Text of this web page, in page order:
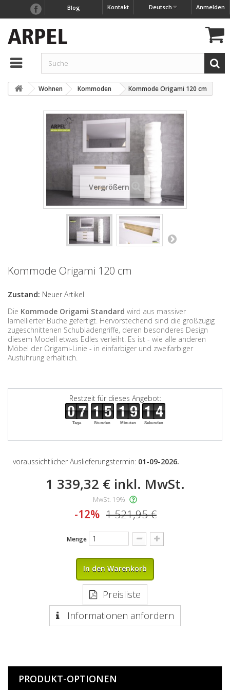
Anmelden
Deutsch
Kontakt
Blog
Wohnen Kommoden Kommode Origami 120 cm
Vergrößern
Kommode Origami 120 cm
Zustand: Neuer Artikel
Die Kommode Origami Standard wird aus massiver
lamellierter Buche gefertigt. Hervorstechend sind die großzügig
zugeschnittenen Schubladengriffe, deren besonderes Design
diesem Modell etwas Edles verleiht. Es ist - wie alle anderen
Möbel der Origami-Linie - in einfarbiger und zweifarbiger
Ausführung erhältlich.
Restzeit für dieses Angebot:
Tage Stunden Minuten Sekunden
voraussichtlicher Auslieferungstermin: 01-09-2026.
1 339,32 €inkl. MwSt.
MwSt. 19%
-12% 1 521,95 €
Menge
In den Warenkorb
Preisliste
Informationen anfordern
PRODUKT-OPTIONEN